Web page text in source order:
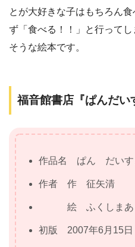
とが大好きな子はもちろん
ず「食べる！！」と行って
そうな絵本です。
福音館書店『ぱんだい
作品名 ぱん だいす
作者 作 征矢清
絵 ふくしまあ
初版 2007年6月15日